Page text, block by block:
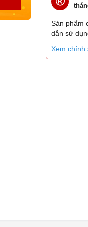
Sản phẩm
dẫn sử
Xem chính